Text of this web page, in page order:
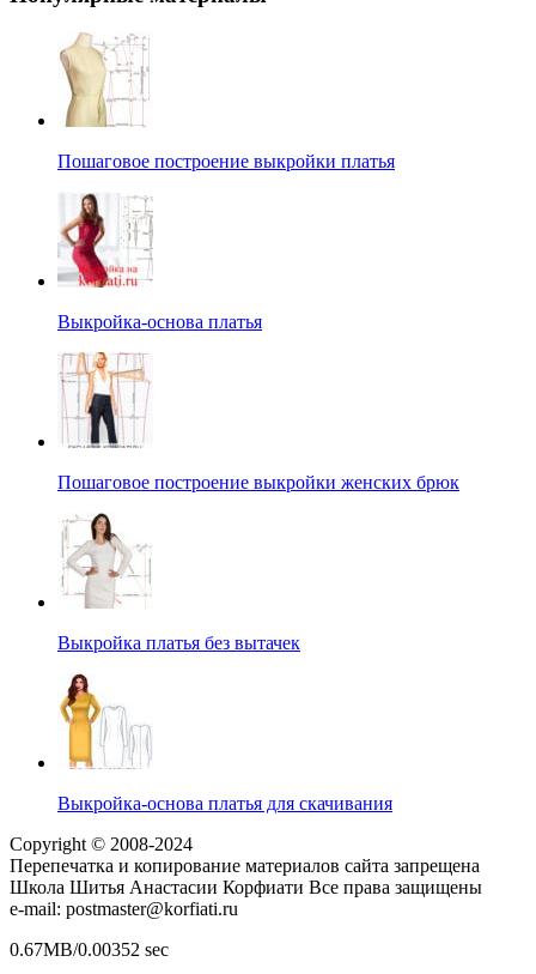
Пошаговое построение выкройки платья
Выкройка-основа платья
Пошаговое построение выкройки женских брюк
Выкройка платья без вытачек
Выкройка-основа платья для скачивания
Copyright © 2008-2024
Перепечатка и копирование материалов сайта запрещена
Школа Шитья Анастасии Корфиати Все права защищены
e-mail: postmaster@korfiati.ru
0.67MB/0.00352 sec